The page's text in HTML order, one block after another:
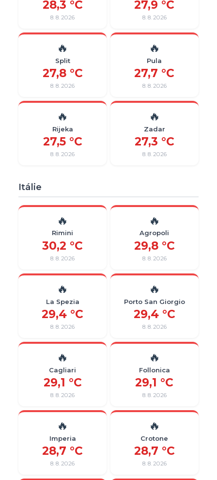
28,3 °C
8. 8. 2026
27,9 °C
8. 8. 2026
🔥
Split
27,8 °C
8. 8. 2026
🔥
Pula
27,7 °C
8. 8. 2026
🔥
Rijeka
27,5 °C
8. 8. 2026
🔥
Zadar
27,3 °C
8. 8. 2026
Itálie
🔥
Rimini
30,2 °C
8. 8. 2026
🔥
Agropoli
29,8 °C
8. 8. 2026
🔥
La Spezia
29,4 °C
8. 8. 2026
🔥
Porto San Giorgio
29,4 °C
8. 8. 2026
🔥
Cagliari
29,1 °C
8. 8. 2026
🔥
Follonica
29,1 °C
8. 8. 2026
🔥
Imperia
28,7 °C
8. 8. 2026
🔥
Crotone
28,7 °C
8. 8. 2026